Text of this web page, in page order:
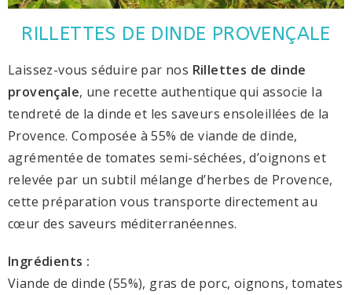
RILLETTES DE DINDE PROVENÇALE
Laissez-vous séduire par nos Rillettes de dinde
provençale, une recette authentique qui associe la
tendreté de la dinde et les saveurs ensoleillées de la
Provence. Composée à 55% de viande de dinde,
agrémentée de tomates semi-séchées, d’oignons et
relevée par un subtil mélange d’herbes de Provence,
cette préparation vous transporte directement au
cœur des saveurs méditerranéennes.
Ingrédients :
Viande de dinde (55%), gras de porc, oignons, tomates